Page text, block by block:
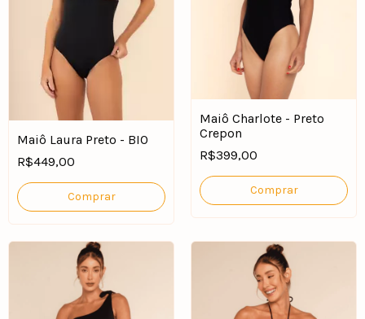
Maiô Laura Preto - BIO
R$449,00
Comprar
Maiô Charlote - Preto
Crepon
R$399,00
Comprar